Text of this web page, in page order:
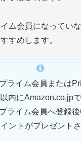
ム会員になってい
すめします。
ライム会員または
内にAmazon.co.jp
ライム会員へ登録後
ントがプレゼントさ